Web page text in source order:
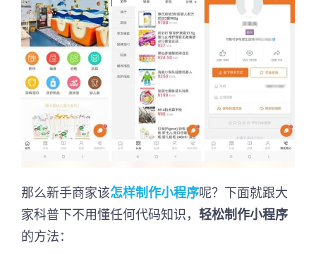
那么新手商家该怎样制作小程序呢？下面就跟大
家科普下不用懂任何代码知识， 轻松制作小程序
的方法：